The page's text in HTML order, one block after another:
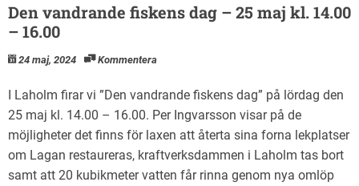
Den vandrande fiskens dag – 25 maj kl. 14.00
– 16.00
24 maj, 2024 Kommentera
I Laholm firar vi ”Den vandrande fiskens dag” på lördag den
25 maj kl. 14.00 – 16.00. Per Ingvarsson visar på de
möjligheter det finns för laxen att återta sina forna lekplatser
om Lagan restaureras, kraftverksdammen i Laholm tas bort
samt att 20 kubikmeter vatten får rinna genom nya omlöp